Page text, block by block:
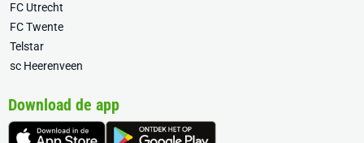
FC Utrecht
FC Twente
Telstar
sc Heerenveen
Download de app